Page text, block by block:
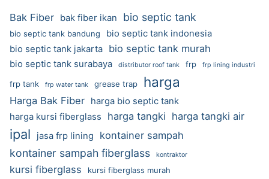
Bak Fiber bak fiber ikan bio septic tank
bio septic tank bandung
bio septic tank indonesia
bio septic tank jakarta
bio septic tank murah
bio septic tank surabaya distributor roof tank frp frp lining industri
frp tank frp water tank grease trap harga
Harga Bak Fiber
harga bio septic tank
harga kursi fiberglass
harga tangki harga tangki air
ipal jasa frp lining kontainer sampah
kontainer sampah fiberglass kontraktor
kursi fiberglass
kursi fiberglass murah